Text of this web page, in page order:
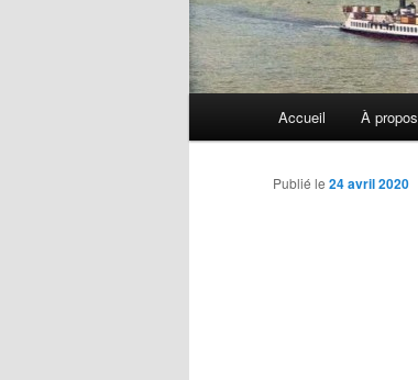
Accueil À propos
Publié le 24 avril 2020